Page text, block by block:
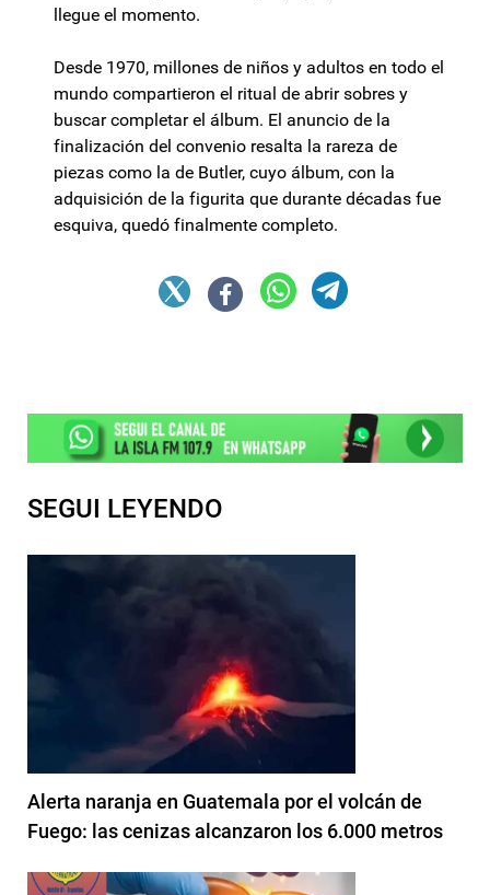
llegue el momento.
Desde 1970, millones de niños y adultos en todo el
mundo compartieron el ritual de abrir sobres y
buscar completar el álbum. El anuncio de la
finalización del convenio resalta la rareza de
piezas como la de Butler, cuyo álbum, con la
adquisición de la figurita que durante décadas fue
esquiva, quedó finalmente completo.
SEGUI LEYENDO
Alerta naranja en Guatemala por el volcán de
Fuego: las cenizas alcanzaron los 6.000 metros